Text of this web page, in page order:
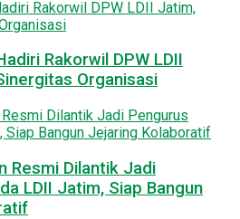
Rakorwil DPW LDII
Organisasi
Resmi Dilantik Jadi
LDII Jatim, Siap Bangun